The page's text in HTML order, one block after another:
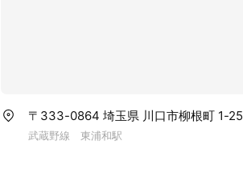
〒333-0864 埼玉県 川口市柳根町 1-25
武蔵野線 東浦和駅